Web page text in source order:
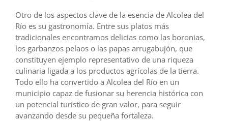
Otro de los aspectos clave de la esencia de Alcolea del
Río es su gastronomía. Entre sus platos más
tradicionales encontramos delicias como las boronias,
los garbanzos pelaos o las papas arrugabujón, que
constituyen ejemplo representativo de una riqueza
culinaria ligada a los productos agrícolas de la tierra.
Todo ello ha convertido a Alcolea del Río en un
municipio capaz de fusionar su herencia histórica con
un potencial turístico de gran valor, para seguir
avanzando desde su pequeña fortaleza.